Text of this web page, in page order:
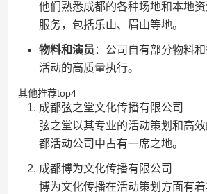
他们熟悉成都的各种场地和本地资
服务，包括乐山、眉山等地。
物料和演员 ：公司自有部分物料
活动的高质量执行。
其他推荐top4
成都弦之堂文化传播有限公司
弦之堂以其专业的活动策划和高
都活动公司中占有一席之地。
成都博为文化传播有限公司
博为文化传播在活动策划方面有